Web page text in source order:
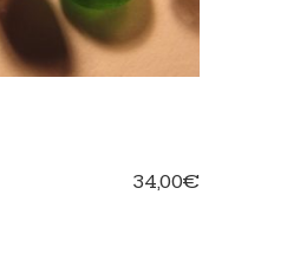
34,00€